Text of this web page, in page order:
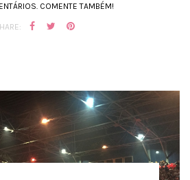
COMENTE TAMBÉM!